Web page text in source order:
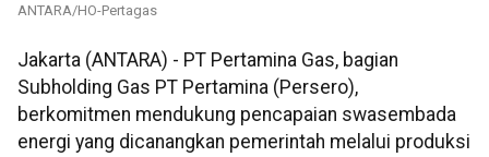
ANTARA/HO-Pertagas
Jakarta (ANTARA) - PT Pertamina Gas, bagian
Subholding Gas PT Pertamina (Persero),
berkomitmen mendukung pencapaian swasembada
energi yang dicanangkan pemerintah melalui produksi